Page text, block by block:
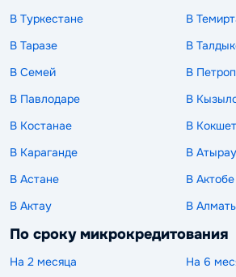
В Туркестане
В
В Таразе
В
В Семей
В
В Павлодаре
В
В Костанае
В
В Караганде
В Атырау
В Астане
В Актобе
В Актау
В
По сроку микрокредитования
На 2 месяца
На 6